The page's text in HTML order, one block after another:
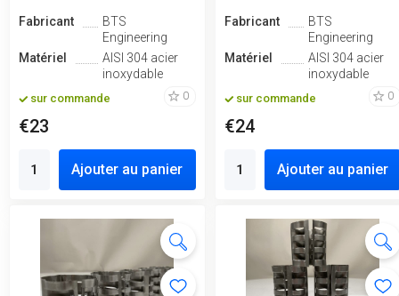
Fabricant
BTS
Engineering
Matériel
AISI 304 acier
inoxydable
sur commande 0
€23
Ajouter au panier
Fabricant
BTS
Engineering
Matériel
AISI 304 acier
inoxydable
sur commande 0
€24
Ajouter au panier